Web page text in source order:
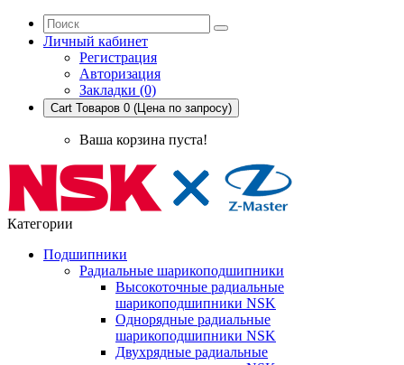
Личный кабинет
Регистрация
Авторизация
Закладки (0)
Cart Товаров 0 (Цена по запросу)
Ваша корзина пуста!
Категории
Подшипники
Радиальные шарикоподшипники
Высокоточные радиальные
шарикоподшипники NSK
Однорядные радиальные
шарикоподшипники NSK
Двухрядные радиальные